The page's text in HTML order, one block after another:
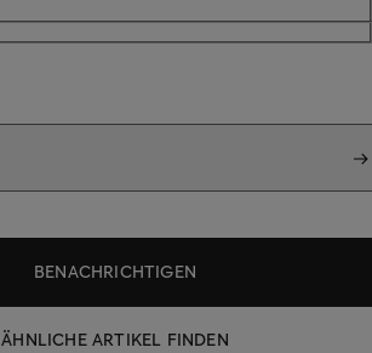
BENACHRICHTIGEN
ÄHNLICHE ARTIKEL FINDEN